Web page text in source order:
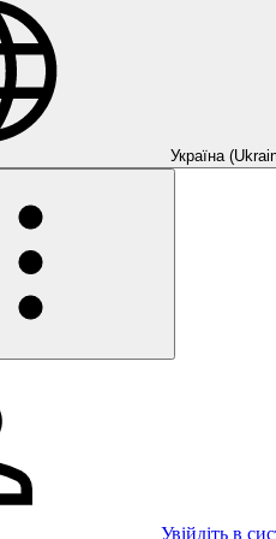
Україна
Увійдіть в